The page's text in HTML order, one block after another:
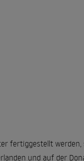
fertiggestellt
und auf der